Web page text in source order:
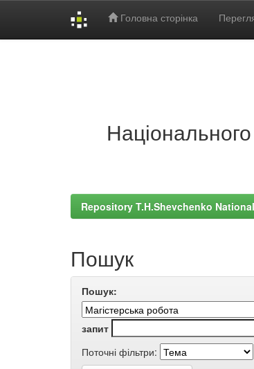
Головна сторінка
Національного
Repository T.H.Shevchenko
Пошук
Пошук:
запит
Поточні фільтри: